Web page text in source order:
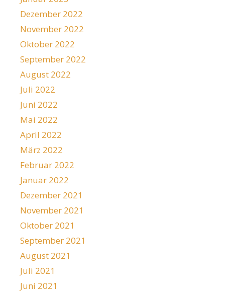
Dezember 2022
November 2022
Oktober 2022
September 2022
August 2022
Juli 2022
Juni 2022
Mai 2022
April 2022
März 2022
Februar 2022
Januar 2022
Dezember 2021
November 2021
Oktober 2021
September 2021
August 2021
Juli 2021
Juni 2021